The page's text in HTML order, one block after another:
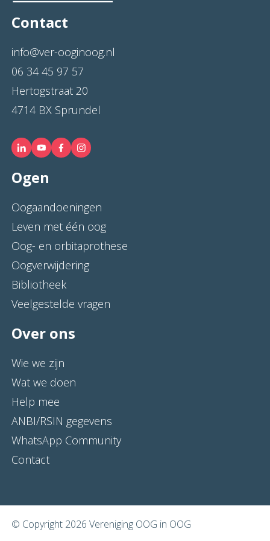
Contact
info@ver-ooginoog.nl
06 34 45 97 57
Hertogstraat 20
4714 BX Sprundel
Ogen
Oogaandoeningen
Leven met één oog
Oog- en orbitaprothese
Oogverwijdering
Bibliotheek
Veelgestelde vragen
Over ons
Wie we zijn
Wat we doen
Help mee
ANBI/RSIN gegevens
WhatsApp Community
Contact
© Copyright 2026 Vereniging OOG in OOG